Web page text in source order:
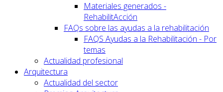
Materiales generados -
RehabilitAcción
FAQs sobre las ayudas a la rehabilitación
FAQS Ayudas a la Rehabilitación - Por
temas
Actualidad profesional
Arquitectura
Actualidad del sector